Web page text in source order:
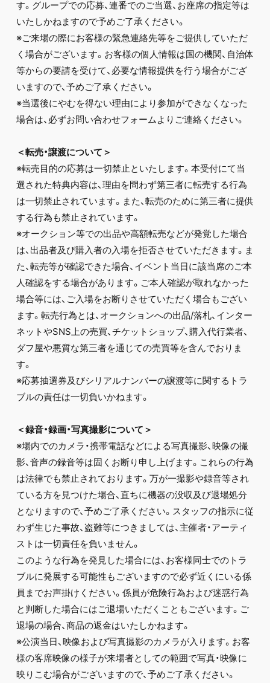
す。グループでの応募、連番でのご当選、お座席の指定等は
いたしかねますので予めご了承ください。
※ご来場の際にお客様の緊急連絡先等をご提供していただ
く場合がございます。お客様の個人情報は国の機関、自治体
等からの要請を受けて、必要な情報提供を行う場合がござ
いますので、予めご了承ください。
※当選後にやむを得ない理由により参加ができなくなった
場合は、必ずお問い合わせフォームよりご連絡ください。
＜転売・譲渡について＞
※転売目的の応募は一切禁止といたします。本受付にて当
選された特典内容は、理由を問わず第三者に転売する行為
は一切禁止されています。また、転売のために第三者に提供
する行為も禁止されています。
※オークション等での出品や高額転売などが発覚した場合
は、出品者及び購入者の入場を拒否させていただきます。ま
た、転売等が確認できた場合、イベント当日に該当席のご本
人確認をする場合があります。ご本人確認が取れなかった
場合等には、ご入場をお断りさせていただく場合もござい
ます。転売行為とは、オークションへの出品/落札、インター
ネットやSNS上の売買、チケットショップ、購入代行業者、
ダフ屋や悪質な第三者を通じての売買等を含んでおりま
す。
※応募抽選券及びシリアルナンバーの譲渡等に関するトラ
ブルの責任は一切負いかねます。
＜録音・録画・写真撮影について＞
※場内でのカメラ・携帯電話などによる写真撮影、映像の撮
影、音声の録音等は固くお断り申し上げます。これらの行為
は法律でも禁止されております。万が一撮影や録音等され
ている方を見つけた場合、直ちに機器の没収及び退場処分
となりますので、予めご了承ください。スタッフの指示に従
わず生じた事故、盗難等につきましては、主催者・アーティ
ストは一切責任を負いません。
このような行為を発見した場合には、お客様同士でのトラ
ブルに発展する可能性もございますので必ず近くにいる係
員までお声掛けください。係員が危険行為および迷惑行為
と判断した場合にはご退場いただくこともございます。ご
退場の場合、商品の返金はいたしかねます。
※公演当日、映像および写真撮影のカメラが入ります。お客
様の客席映像の様子が来場者としての範囲で写真・映像に
映りこむ場合がございますので、予めご了承ください。